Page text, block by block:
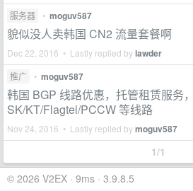
服务器 • moguv587
貌似没人卖韩国 CN2 流量套餐啊
Dec 22, 2016 • Lastly replied bylawder
推广 • moguv587
韩国 BGP 线路优惠，托管租赁服务，
SK/KT/Flagtel/PCCW 等线路
Nov 24, 2016 • Lastly replied bymoguv587
1/1
© 2026 V2EX · 9ms · 3.9.8.5